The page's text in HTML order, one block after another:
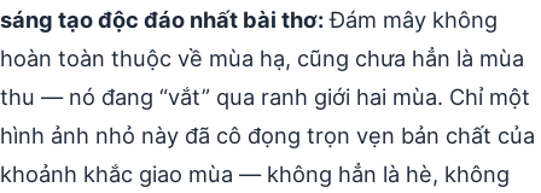
sáng tạo độc đáo nhất bài thơ:Đám mây không
hoàn toàn thuộc về mùa hạ, cũng chưa hẳn là mùa
thu — nó đang “vắt” qua ranh giới hai mùa. Chỉ một
hình ảnh nhỏ này đã cô đọng trọn vẹn bản chất của
khoảnh khắc giao mùa — không hẳn là hè, không